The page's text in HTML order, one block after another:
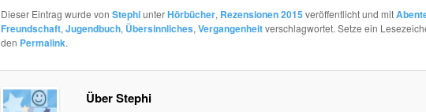
Dieser Eintrag wurde von StephiunterHörbücher, Rezensionen 2015 veröffentlicht und mit
Freundschaft, Jugendbuch, Übersinnliches, Vergangenheitverschlagwortet. Setze ein
den Permalink.
Über Stephi